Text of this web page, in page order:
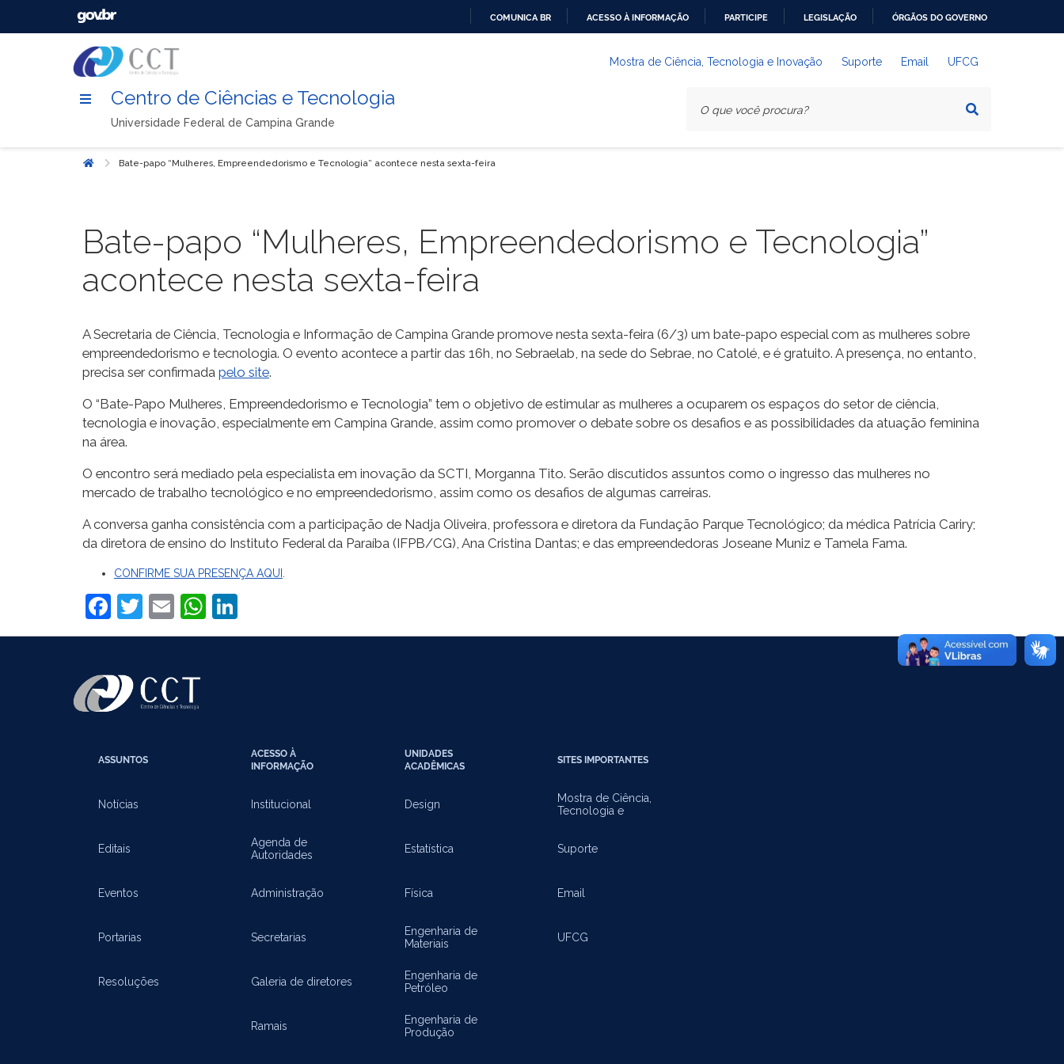
COMUNICA BR ACESSO À INFORMAÇÃO PARTICIPE LEGISLAÇÃO ÓRGÃOS DO GOVERNO
Mostra de Ciência, Tecnologia e Inovação Suporte Email UFCG
Centro de Ciências e Tecnologia
Universidade Federal de Campina Grande
Início Bate-papo “Mulheres, Empreendedorismo e Tecnologia” acontece nesta sexta-feira
Bate-papo “Mulheres, Empreendedorismo e Tecnologia”
acontece nesta sexta-feira
A Secretaria de Ciência, Tecnologia e Informação de Campina Grande promove nesta sexta-feira (6/3) um bate-papo especial com as mulheres sobre
empreendedorismo e tecnologia. O evento acontece a partir das 16h, no Sebraelab, na sede do Sebrae, no Catolé, e é gratuito. A presença, no entanto,
precisa ser confirmada pelo site.
O “Bate-Papo Mulheres, Empreendedorismo e Tecnologia” tem o objetivo de estimular as mulheres a ocuparem os espaços do setor de ciência,
tecnologia e inovação, especialmente em Campina Grande, assim como promover o debate sobre os desafios e as possibilidades da atuação feminina
na área.
O encontro será mediado pela especialista em inovação da SCTI, Morganna Tito. Serão discutidos assuntos como o ingresso das mulheres no
mercado de trabalho tecnológico e no empreendedorismo, assim como os desafios de algumas carreiras.
A conversa ganha consistência com a participação de Nadja Oliveira, professora e diretora da Fundação Parque Tecnológico; da médica Patrícia Cariry;
da diretora de ensino do Instituto Federal da Paraíba (IFPB/CG), Ana Cristina Dantas; e das empreendedoras Joseane Muniz e Tamela Fama.
CONFIRME SUA PRESENÇA AQUI
Facebook
Twitter
EmailWhatsApp
ASSUNTOS
Notícias
Editais
Eventos
Portarias
Resoluções
ACESSO À
INFORMAÇÃO
Institucional
Agenda de
Autoridades
Administração
Secretarias
Galeria de diretores
Ramais
UNIDADES
ACADÊMICAS
Design
Estatística
Física
Engenharia de
Materiais
Engenharia de
Petróleo
Engenharia de
Produção
SITES IMPORTANTES
Mostra de Ciência,
Tecnologia e
Suporte
Email
UFCG